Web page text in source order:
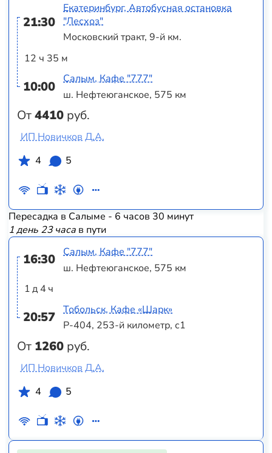
21:30
12 ч 35 м
10:00
От4410 руб.
Екатеринбург, Автобусная остановка
"Лесхоз"
Московский тракт, 9-й км.
Салым, Кафе "777"
ш. Нефтеюганское, 575 км
ИП Новичков Д.А.
4
5
Пересадка в Салыме - 6 часов 30 минут
1 день 23 часав пути
16:30
1 д 4 ч
20:57
От 1260 руб.
Салым, Кафе "777"
ш. Нефтеюганское, 575 км
Тобольск, Кафе «Шарк»
Р-404, 253-й километр, с1
ИП Новичков Д.А.
4
5